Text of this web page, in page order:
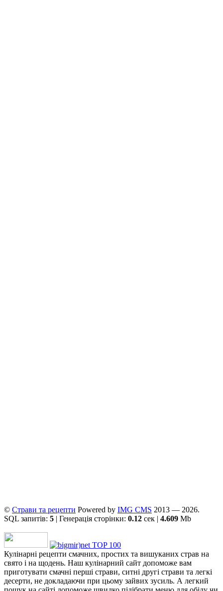
© Страви та рецепти Powered by ІMG CMS 2013 — 2026.
SQL запитів: 5 | Генерація сторінки: 0.12 сек | 4.609 Mb
Кулінарні рецепти смачних, простих та вишуканих страв на
свято і на щодень. Наш кулінарний сайт допоможе вам
приготувати смачні перші страви, ситні другі страви та легкі
десерти, не докладаючи при цьому зайвих зусиль. А легкий